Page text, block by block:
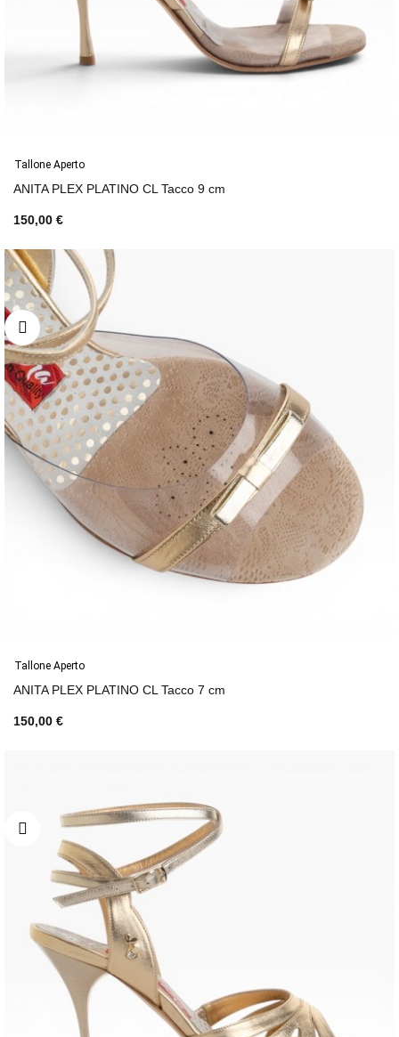
Tallone Aperto
ANITA PLEX PLATINO CL Tacco 9 cm
150,00 €
Tallone Aperto
ANITA PLEX PLATINO CL Tacco 7 cm
150,00 €